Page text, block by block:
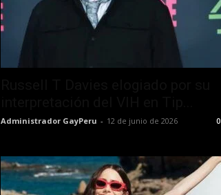
Administrador GayPeru - 12 de junio de 2026 0